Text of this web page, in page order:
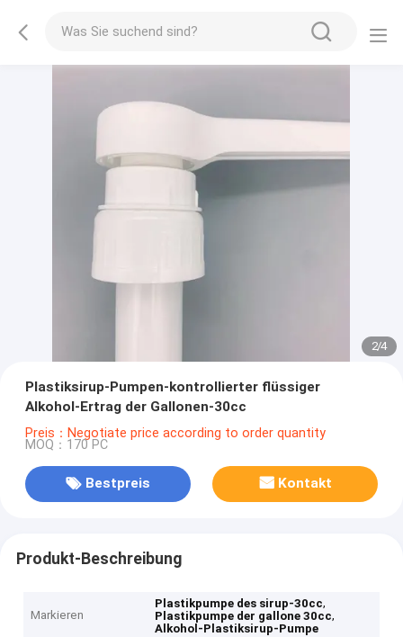
2/4
Plastiksirup-Pumpen-kontrollierter flüssiger
Alkohol-Ertrag der Gallonen-30cc
Preis：Negotiate price according to order quantity
MOQ：170 PC
Bestpreis Kontakt
Produkt-Beschreibung
Markieren
Plastikpumpe des sirup-30cc,
Plastikpumpe der gallone 30cc,
Alkohol-Plastiksirup-Pumpe